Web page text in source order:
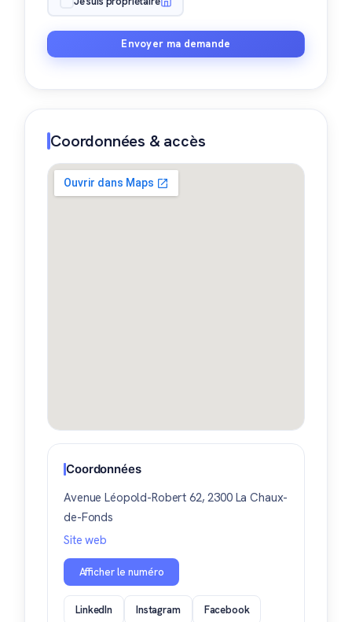
Envoyer ma demande
Coordonnées & accès
Coordonnées
Avenue Léopold-Robert 62, 2300 La Chaux-
de-Fonds
Site web
Afficher le numéro
LinkedIn Instagram Facebook